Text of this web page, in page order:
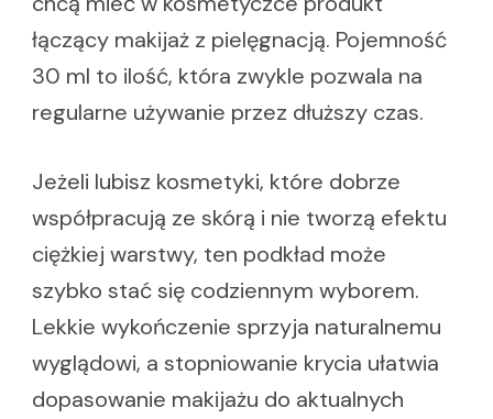
łączący makijaż z pielęgnacją. Pojemność
30 ml to ilość, która zwykle pozwala na
regularne używanie przez dłuższy czas.
Jeżeli lubisz kosmetyki, które dobrze
współpracują ze skórą i nie tworzą efektu
ciężkiej warstwy, ten podkład może
szybko stać się codziennym wyborem.
Lekkie wykończenie sprzyja naturalnemu
wyglądowi, a stopniowanie krycia ułatwia
dopasowanie makijażu do aktualnych